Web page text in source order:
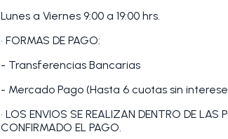
Lunes a Viernes 9:00 a 19:00 hrs.
• FORMAS DE PAGO:
- Transferencias Bancarias
- Mercado Pago (Hasta 6 cuotas sin
• LOS ENVIOS SE REALIZAN DENTRO DE LAS
CONFIRMADO EL PAGO.